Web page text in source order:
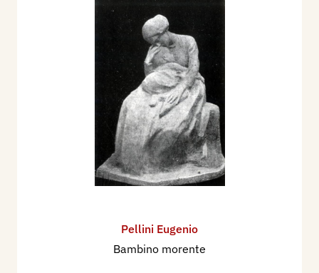
Pellini Eugenio
Bambino morente